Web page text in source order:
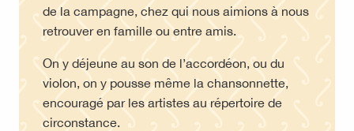
de la campagne, chez qui nous aimions à nous
retrouver en famille ou entre amis.
On y déjeune au son de l’accordéon, ou du
violon, on y pousse même la chansonnette,
encouragé par les artistes au répertoire de
circonstance.